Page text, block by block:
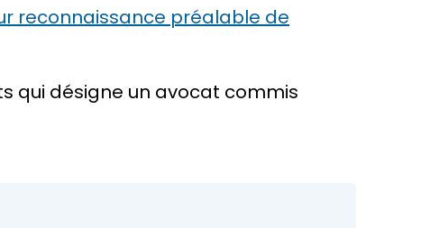
reconnaissance préalable de
qui désigne un avocat commis